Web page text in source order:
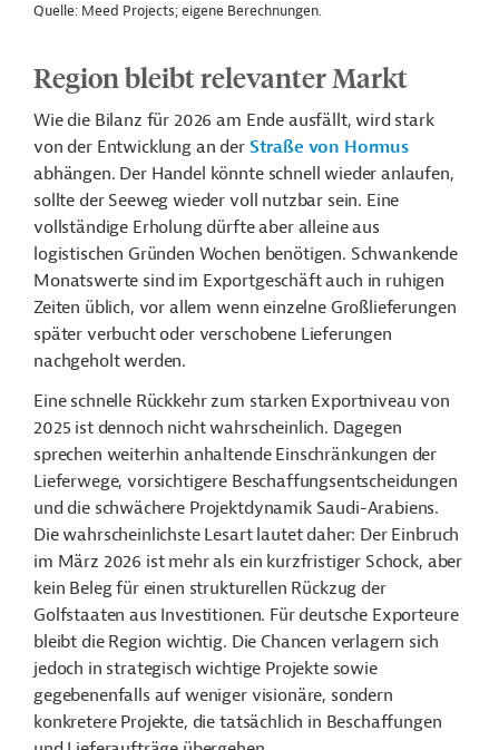
Quelle: Meed Projects; eigene Berechnungen.
Region bleibt relevanter Markt
Wie die Bilanz für 2026 am Ende ausfällt, wird stark
von der Entwicklung an der Straße von Hormus
abhängen. Der Handel könnte schnell wieder anlaufen,
sollte der Seeweg wieder voll nutzbar sein. Eine
vollständige Erholung dürfte aber alleine aus
logistischen Gründen Wochen benötigen. Schwankende
Monatswerte sind im Exportgeschäft auch in ruhigen
Zeiten üblich, vor allem wenn einzelne Großlieferungen
später verbucht oder verschobene Lieferungen
nachgeholt werden.
Eine schnelle Rückkehr zum starken Exportniveau von
2025 ist dennoch nicht wahrscheinlich. Dagegen
sprechen weiterhin anhaltende Einschränkungen der
Lieferwege, vorsichtigere Beschaffungsentscheidungen
und die schwächere Projektdynamik Saudi-Arabiens.
Die wahrscheinlichste Lesart lautet daher: Der Einbruch
im März 2026 ist mehr als ein kurzfristiger Schock, aber
kein Beleg für einen strukturellen Rückzug der
Golfstaaten aus Investitionen. Für deutsche Exporteure
bleibt die Region wichtig. Die Chancen verlagern sich
jedoch in strategisch wichtige Projekte sowie
gegebenenfalls auf weniger visionäre, sondern
konkretere Projekte, die tatsächlich in Beschaffungen